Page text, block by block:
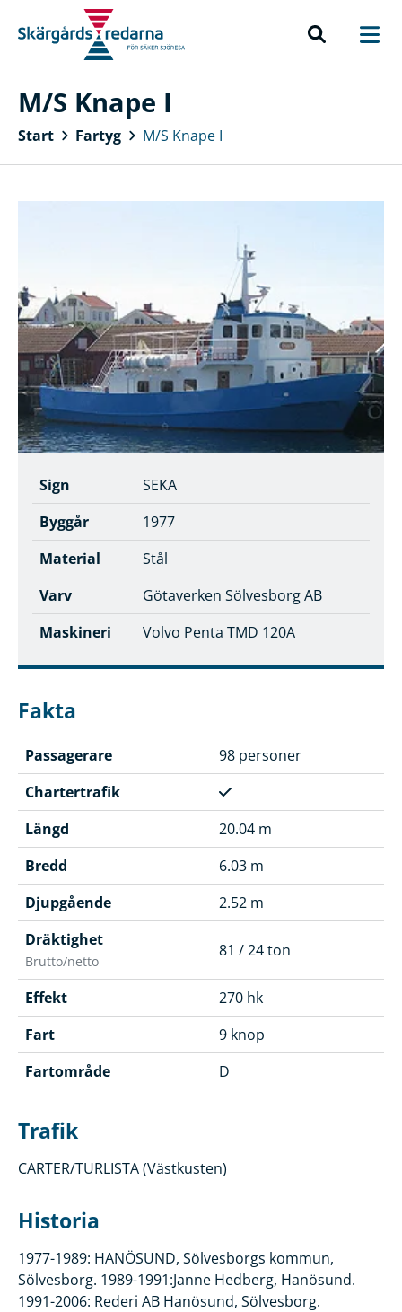
M/S Knape I
Start Fartyg M/S Knape I
Sign
SEKA
Byggår
1977
Material
Stål
Varv
Götaverken Sölvesborg AB
Maskineri
Volvo Penta TMD 120A
Fakta
Passagerare
98 personer
Chartertrafik
Längd
20.04 m
Bredd
6.03 m
Djupgående
2.52 m
Dräktighet
Brutto/netto
81 / 24 ton
Effekt
270 hk
Fart
9 knop
Fartområde
D
Trafik
CARTER/TURLISTA (Västkusten)
Historia
1977-1989: HANÖSUND, Sölvesborgs kommun,
Sölvesborg. 1989-1991:Janne Hedberg, Hanösund.
1991-2006: Rederi AB Hanösund, Sölvesborg.